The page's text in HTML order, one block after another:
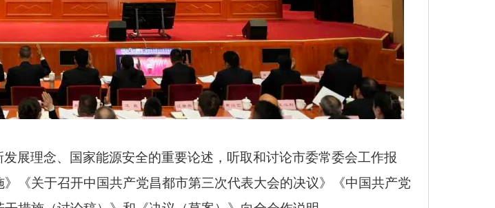
展理念、国家能源安全的重要论述，听取和讨论市委常委会工作报
《关于召开中国共产党昌都市第三次代表大会的决议》《中国共产党